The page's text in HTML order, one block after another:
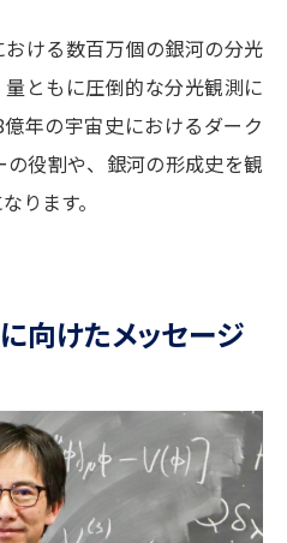
ける数百万個の銀河の分光
ともに圧倒的な分光観測に
年の宇宙史におけるダーク
役割や、銀河の形成史を観
ります。
向けたメッセージ